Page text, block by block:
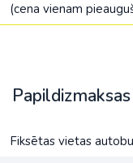
(cena vienam
Papildizmaksas
Fiksētas vietas